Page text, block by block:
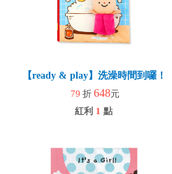
【ready & play】洗澡時間到囉！
79 折 648元
紅利 1 點